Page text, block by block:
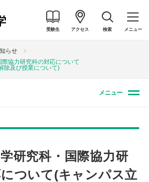
受験生 アクセス 検索 メニュー
らせ
協力研究科の対応について
除及び授業について)
メニュー
研究科・国際協力研
ついて(キャンパス立